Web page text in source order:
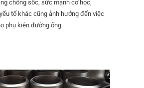
chống sốc, sức mạnh cơ học,
tố khác cũng ảnh hưởng đến việc
phụ kiện đường ống.